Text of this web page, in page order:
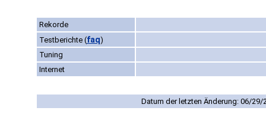
Rekorde
Testberichte (faq)
Tuning
Internet
Datum der letzten Änderung: 06/29/